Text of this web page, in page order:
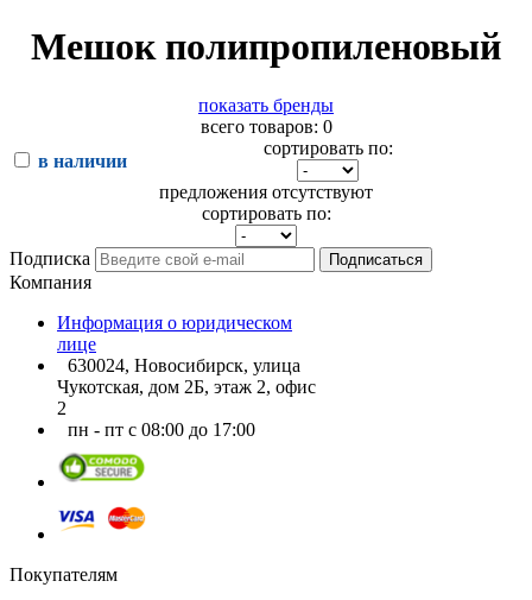
Мешок полипропиленовый
показать бренды
всего товаров: 0
в наличии
сортировать по:
предложения отсутствуют
сортировать по:
Подписка Подписаться
Компания
Информация о юридическом
лице
630024, Новосибирск, улица
Чукотская, дом 2Б, этаж 2, офис
2
пн - пт с 08:00 до 17:00
Покупателям